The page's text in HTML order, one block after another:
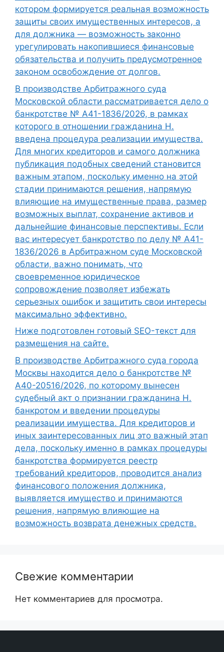
котором формируется реальная возможность
защиты своих имущественных интересов, а
для должника — возможность законно
урегулировать накопившиеся финансовые
обязательства и получить предусмотренное
законом освобождение от долгов.
В производстве Арбитражного суда
Московской области рассматривается дело о
банкротстве № А41-1836/2026, в рамках
которого в отношении гражданина Н.
введена процедура реализации имущества.
Для многих кредиторов и самого должника
публикация подобных сведений становится
важным этапом, поскольку именно на этой
стадии принимаются решения, напрямую
влияющие на имущественные права, размер
возможных выплат, сохранение активов и
дальнейшие финансовые перспективы. Если
вас интересует банкротство по делу № А41-
1836/2026 в Арбитражном суде Московской
области, важно понимать, что
своевременное юридическое
сопровождение позволяет избежать
серьезных ошибок и защитить свои интересы
максимально эффективно.
Ниже подготовлен готовый SEO-текст для
размещения на сайте.
В производстве Арбитражного суда города
Москвы находится дело о банкротстве №
А40-20516/2026, по которому вынесен
судебный акт о признании гражданина Н.
банкротом и введении процедуры
реализации имущества. Для кредиторов и
иных заинтересованных лиц это важный этап
дела, поскольку именно в рамках процедуры
банкротства формируется реестр
требований кредиторов, проводится анализ
финансового положения должника,
выявляется имущество и принимаются
решения, напрямую влияющие на
возможность возврата денежных средств.
Свежие комментарии
Нет комментариев для просмотра.